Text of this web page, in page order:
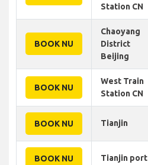
Station CN
BOOK NU
Chaoyang
District
Beijing
BOOK NU
West Train
Station CN
BOOK NU Tianjin
BOOK NU Tianjin port